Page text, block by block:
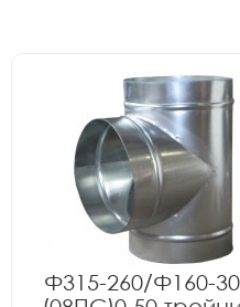
Ф315-260/Ф160-